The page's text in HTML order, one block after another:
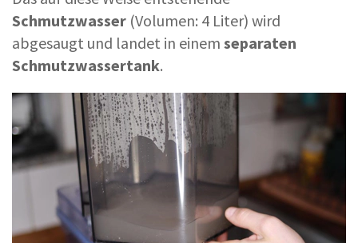
Schmutzwasser (Volumen: 4 Liter) wird
abgesaugt und landet in einem separaten
Schmutzwassertank.